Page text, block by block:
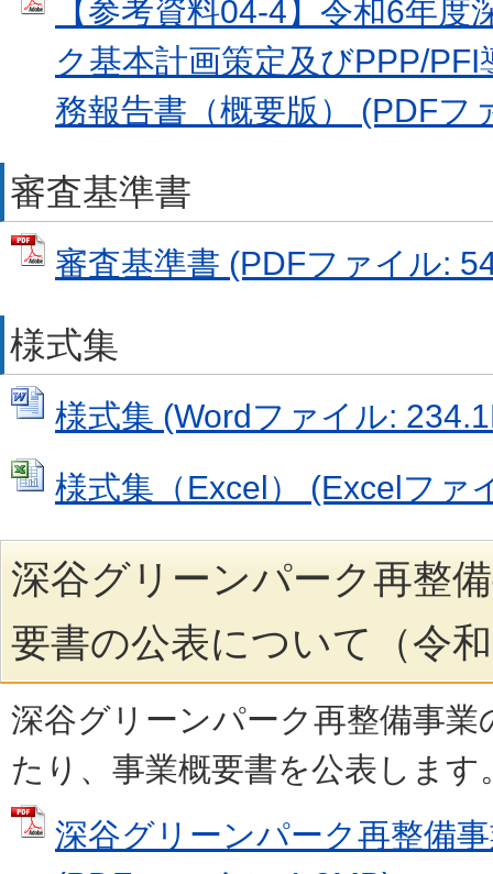
【参考資料04-4】令和6年
ク基本計画策定及びPPP/
務報告書（概要版） (PDFフ
審査基準書
審査基準書 (PDFファイル:
様式集
様式集 (Wordファイル:
様式集（Excel） (Excelファ
深谷グリーンパーク再整
要書の公表について（令
深谷グリーンパーク再整備事業
たり、事業概要書を公表します
深谷グリーンパーク再整備